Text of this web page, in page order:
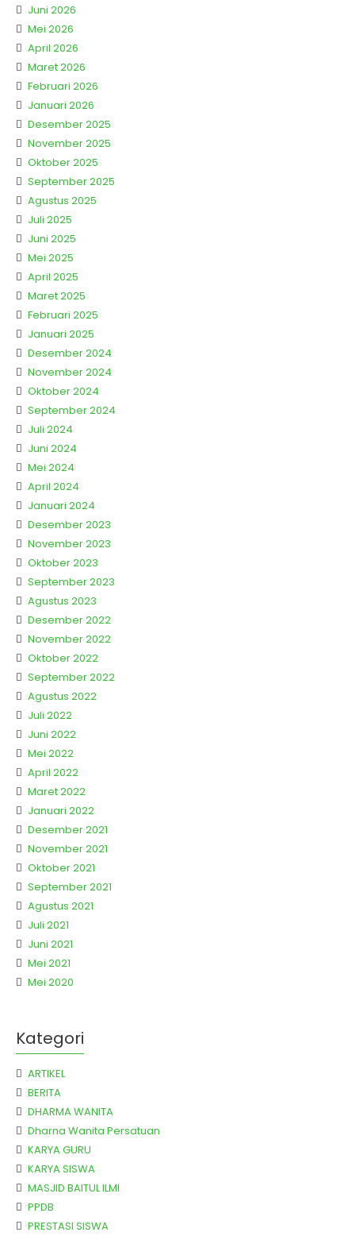
Juni 2026
Mei 2026
April 2026
Maret 2026
Februari 2026
Januari 2026
Desember 2025
November 2025
Oktober 2025
September 2025
Agustus 2025
Juli 2025
Juni 2025
Mei 2025
April 2025
Maret 2025
Februari 2025
Januari 2025
Desember 2024
November 2024
Oktober 2024
September 2024
Juli 2024
Juni 2024
Mei 2024
April 2024
Januari 2024
Desember 2023
November 2023
Oktober 2023
September 2023
Agustus 2023
Desember 2022
November 2022
Oktober 2022
September 2022
Agustus 2022
Juli 2022
Juni 2022
Mei 2022
April 2022
Maret 2022
Januari 2022
Desember 2021
November 2021
Oktober 2021
September 2021
Agustus 2021
Juli 2021
Juni 2021
Mei 2021
Mei 2020
Kategori
ARTIKEL
BERITA
DHARMA WANITA
Dharna Wanita Persatuan
KARYA GURU
KARYA SISWA
MASJID BAITUL ILMI
PPDB
PRESTASI SISWA